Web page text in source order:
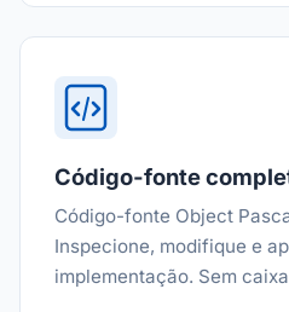
Código-fonte
Código-fonte Object
Inspecione, modifique e
implementação. Sem